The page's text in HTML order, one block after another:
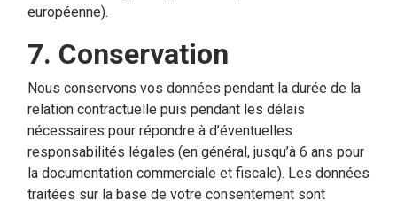
européenne).
7. Conservation
Nous conservons vos données pendant la durée de la
relation contractuelle puis pendant les délais
nécessaires pour répondre à d’éventuelles
responsabilités légales (en général, jusqu’à 6 ans pour
la documentation commerciale et fiscale). Les données
traitées sur la base de votre consentement sont